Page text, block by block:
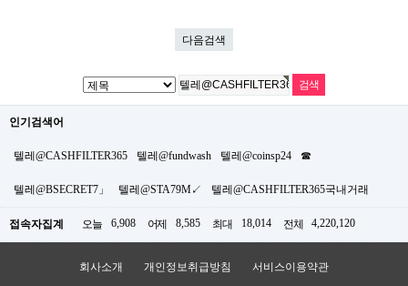
다음검색
인기검색어
텔레@CASHFILTER365 텔레@fundwash 텔레@coinsp24 ☎
텔레@BSECRET7」 텔레@STA79M↙ 텔레@CASHFILTER365국내거래
접속자집계 오늘 6,908 어제 8,585 최대 18,014 전체 4,220,120
회사소개 개인정보취급방침 서비스이용약관